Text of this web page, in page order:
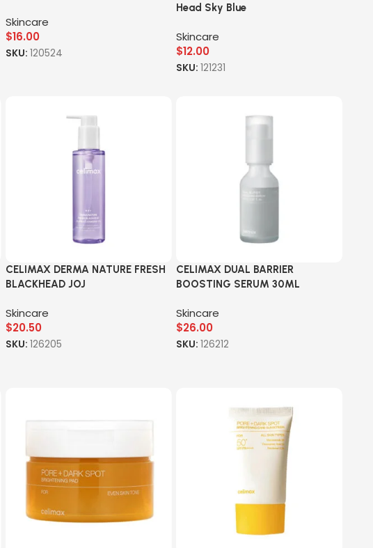
Skincare
$16.00
SKU: 120524
Head Sky Blue
Skincare
$12.00
SKU: 121231
CELIMAX DERMA NATURE FRESH
BLACKHEAD JOJ
Skincare
$20.50
SKU: 126205
CELIMAX DUAL BARRIER
BOOSTING SERUM 30ML
Skincare
$26.00
SKU: 126212